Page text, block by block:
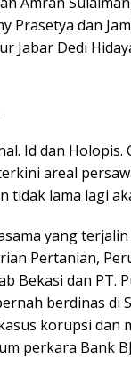
Prasetya dan
Jabar Dedi
Id dan Holopis.
areal
tidak lama lagi
yang
Pertanian,
Bekasi dan PT.
berdinas di
korupsi dan
perkara Bank